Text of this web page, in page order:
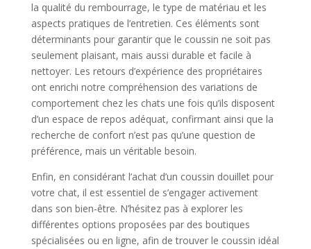
la qualité du rembourrage, le type de matériau et les
aspects pratiques de l’entretien. Ces éléments sont
déterminants pour garantir que le coussin ne soit pas
seulement plaisant, mais aussi durable et facile à
nettoyer. Les retours d’expérience des propriétaires
ont enrichi notre compréhension des variations de
comportement chez les chats une fois qu’ils disposent
d’un espace de repos adéquat, confirmant ainsi que la
recherche de confort n’est pas qu’une question de
préférence, mais un véritable besoin.
Enfin, en considérant l’achat d’un coussin douillet pour
votre chat, il est essentiel de s’engager activement
dans son bien-être. N’hésitez pas à explorer les
différentes options proposées par des boutiques
spécialisées ou en ligne, afin de trouver le coussin idéal